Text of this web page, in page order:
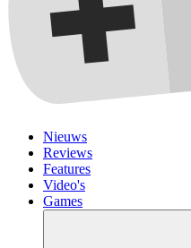
Nieuws
Reviews
Features
Video's
Games